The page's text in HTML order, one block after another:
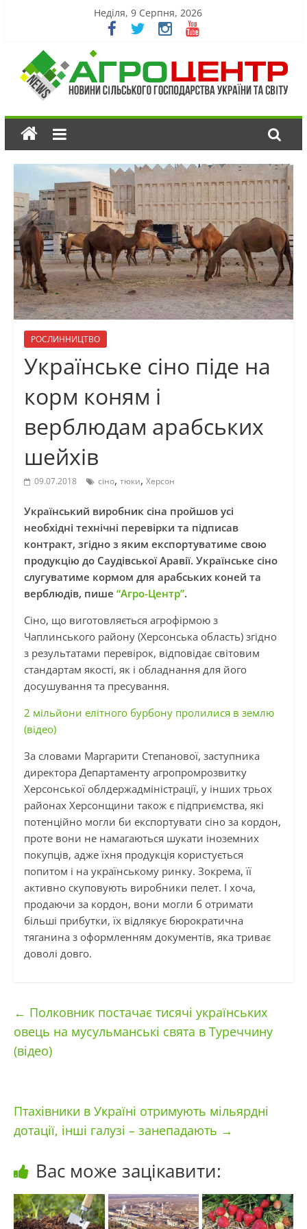
Неділя, 9 Серпня, 2026
РОСЛИННИЦТВО
Українське сіно піде на
корм коням і
верблюдам арабських
шейхів
09.07.2018 сіно, тюки, Херсон
Український виробник сіна пройшов усі
необхідні технічні перевірки та підписав
контракт, згідно з яким експортуватиме свою
продукцію до Саудівської Аравії. Українське сіно
слугуватиме кормом для арабських коней та
верблюдів, пише “Агро-Центр”.
Сіно, що виготовляється агрофірмою з
Чаплинського району (Херсонська область) згідно
з результатами перевірок, відповідає світовим
стандартам якості, як і обладнання для його
досушування та пресування.
2 мільйони елітного бурбону пролилися в землю
(відео)
За словами Маргарити Степанової, заступника
директора Департаменту агропромрозвитку
Херсонської облдержадміністрації, у інших трьох
районах Херсонщини також є підприємства, які
потенційно могли би експортувати сіно за кордон,
проте вони не намагаються шукати іноземних
покупців, адже їхня продукція користується
попитом і на українському ринку. Зокрема, її
активно скуповують виробники пелет. І хоча,
продаючи за кордон, вони могли б отримати
більші прибутки, їх відлякує бюрократична
тяганина з оформленням документів, яка триває
доволі довго.
← Полковник постачає тисячі українських
овець на мусульманські свята в Туреччину
(відео)
Птахівники в Україні отримують мільярдні
дотації, інші галузі – занепадають →
Вас може зацікавити: